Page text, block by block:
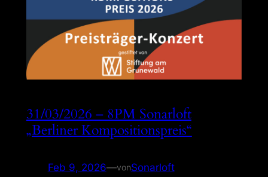
31/03/2026 – 8PM Sonarloft
„Berliner Kompositionspreis“
Feb 9, 2026—vonSonarloft